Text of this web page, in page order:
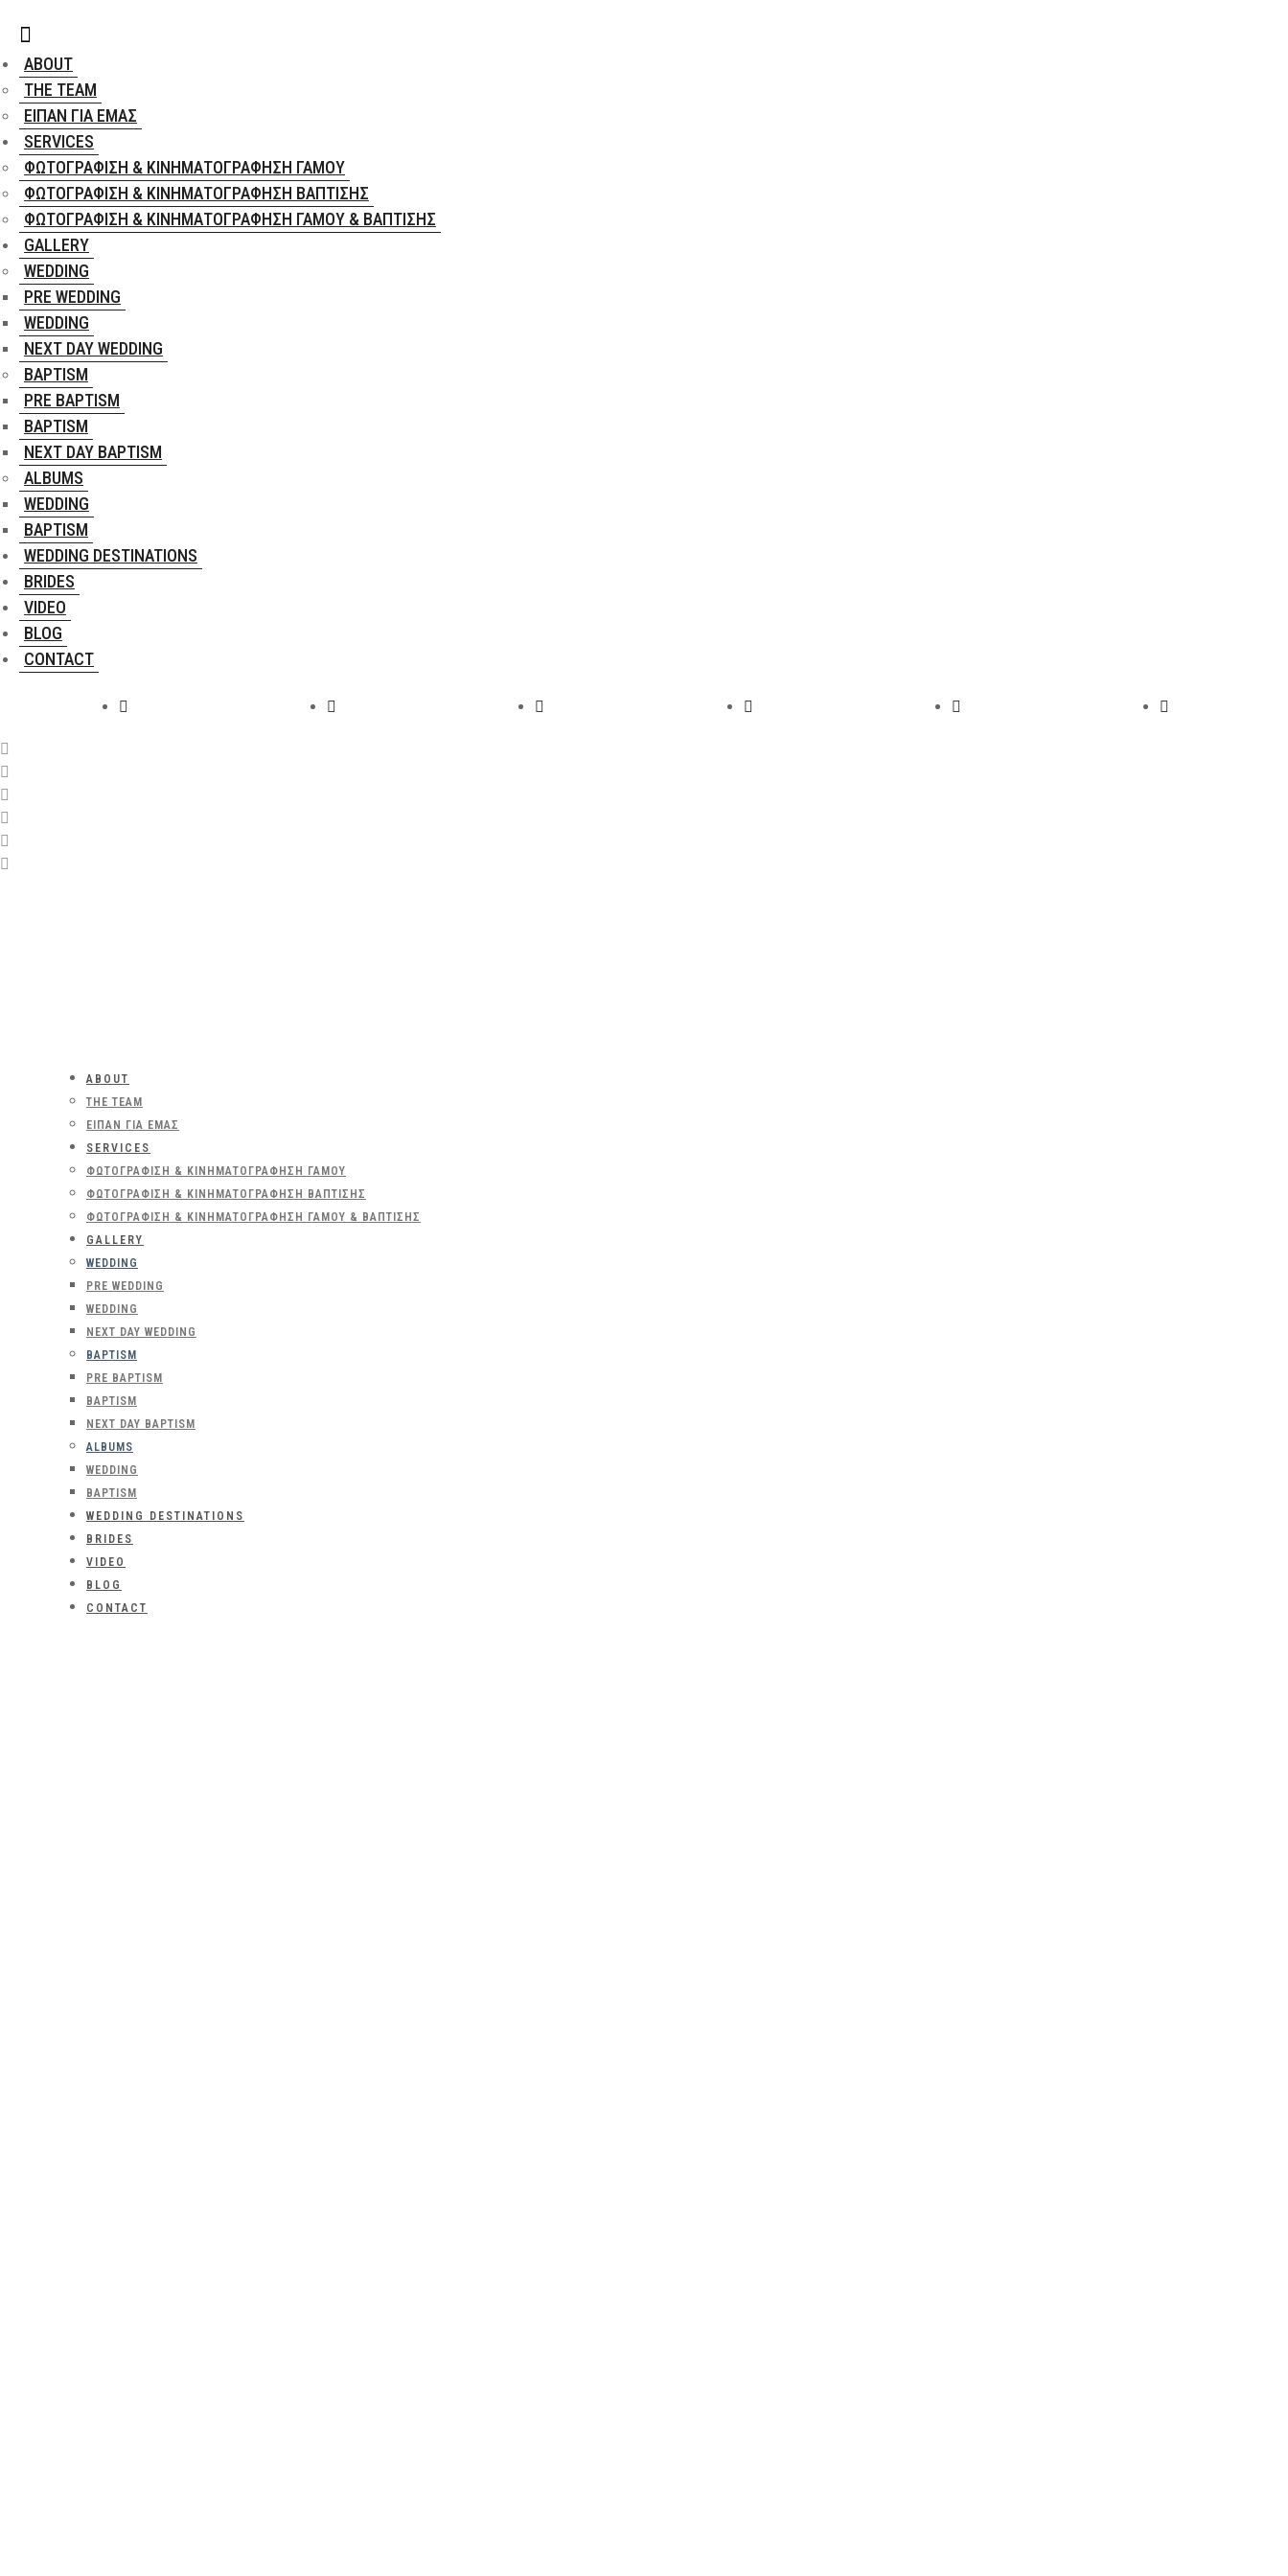
ABOUT
THE TEAM
ΕΊΠΑΝ ΓΙΑ ΕΜΆΣ
SERVICES
ΦΩΤΟΓΡΆΦΙΣΗ & ΚΙΝΗΜΑΤΟΓΡΆΦΗΣΗ ΓΆΜΟΥ
ΦΩΤΟΓΡΆΦΙΣΗ & ΚΙΝΗΜΑΤΟΓΡΆΦΗΣΗ ΒΆΠΤΙΣΗΣ
ΦΩΤΟΓΡΆΦΙΣΗ & ΚΙΝΗΜΑΤΟΓΡΆΦΗΣΗ ΓΆΜΟΥ & ΒΆΠΤΙΣΗΣ
GALLERY
WEDDING
PRE WEDDING
WEDDING
NEXT DAY WEDDING
BAPTISM
PRE BAPTISM
BAPTISM
NEXT DAY BAPTISM
ALBUMS
WEDDING
BAPTISM
WEDDING DESTINATIONS
BRIDES
VIDEO
BLOG
CONTACT
ABOUT
THE TEAM
ΕΊΠΑΝ ΓΙΑ ΕΜΆΣ
SERVICES
ΦΩΤΟΓΡΆΦΙΣΗ & ΚΙΝΗΜΑΤΟΓΡΆΦΗΣΗ ΓΆΜΟΥ
ΦΩΤΟΓΡΆΦΙΣΗ & ΚΙΝΗΜΑΤΟΓΡΆΦΗΣΗ ΒΆΠΤΙΣΗΣ
ΦΩΤΟΓΡΆΦΙΣΗ & ΚΙΝΗΜΑΤΟΓΡΆΦΗΣΗ ΓΆΜΟΥ & ΒΆΠΤΙΣΗΣ
GALLERY
WEDDING
PRE WEDDING
WEDDING
NEXT DAY WEDDING
BAPTISM
PRE BAPTISM
BAPTISM
NEXT DAY BAPTISM
ALBUMS
WEDDING
BAPTISM
WEDDING DESTINATIONS
BRIDES
VIDEO
BLOG
CONTACT